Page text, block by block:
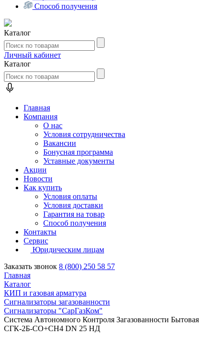
Способ получения
Каталог
Личный кабинет
Каталог
Главная
Компания
О нас
Условия сотрудничества
Вакансии
Бонусная программа
Уставные документы
Акции
Новости
Как купить
Условия оплаты
Условия доставки
Гарантия на товар
Способ получения
Контакты
Сервис
Юридическим лицам
Заказать звонок 8 (800) 250 58 57
Главная
Каталог
КИП и газовая арматура
Сигнализаторы загазованности
Сигнализаторы "СарГазКом"
Система Автономного Контроля Загазованности Бытовая
СГК-2Б-СО+СН4 DN 25 НД